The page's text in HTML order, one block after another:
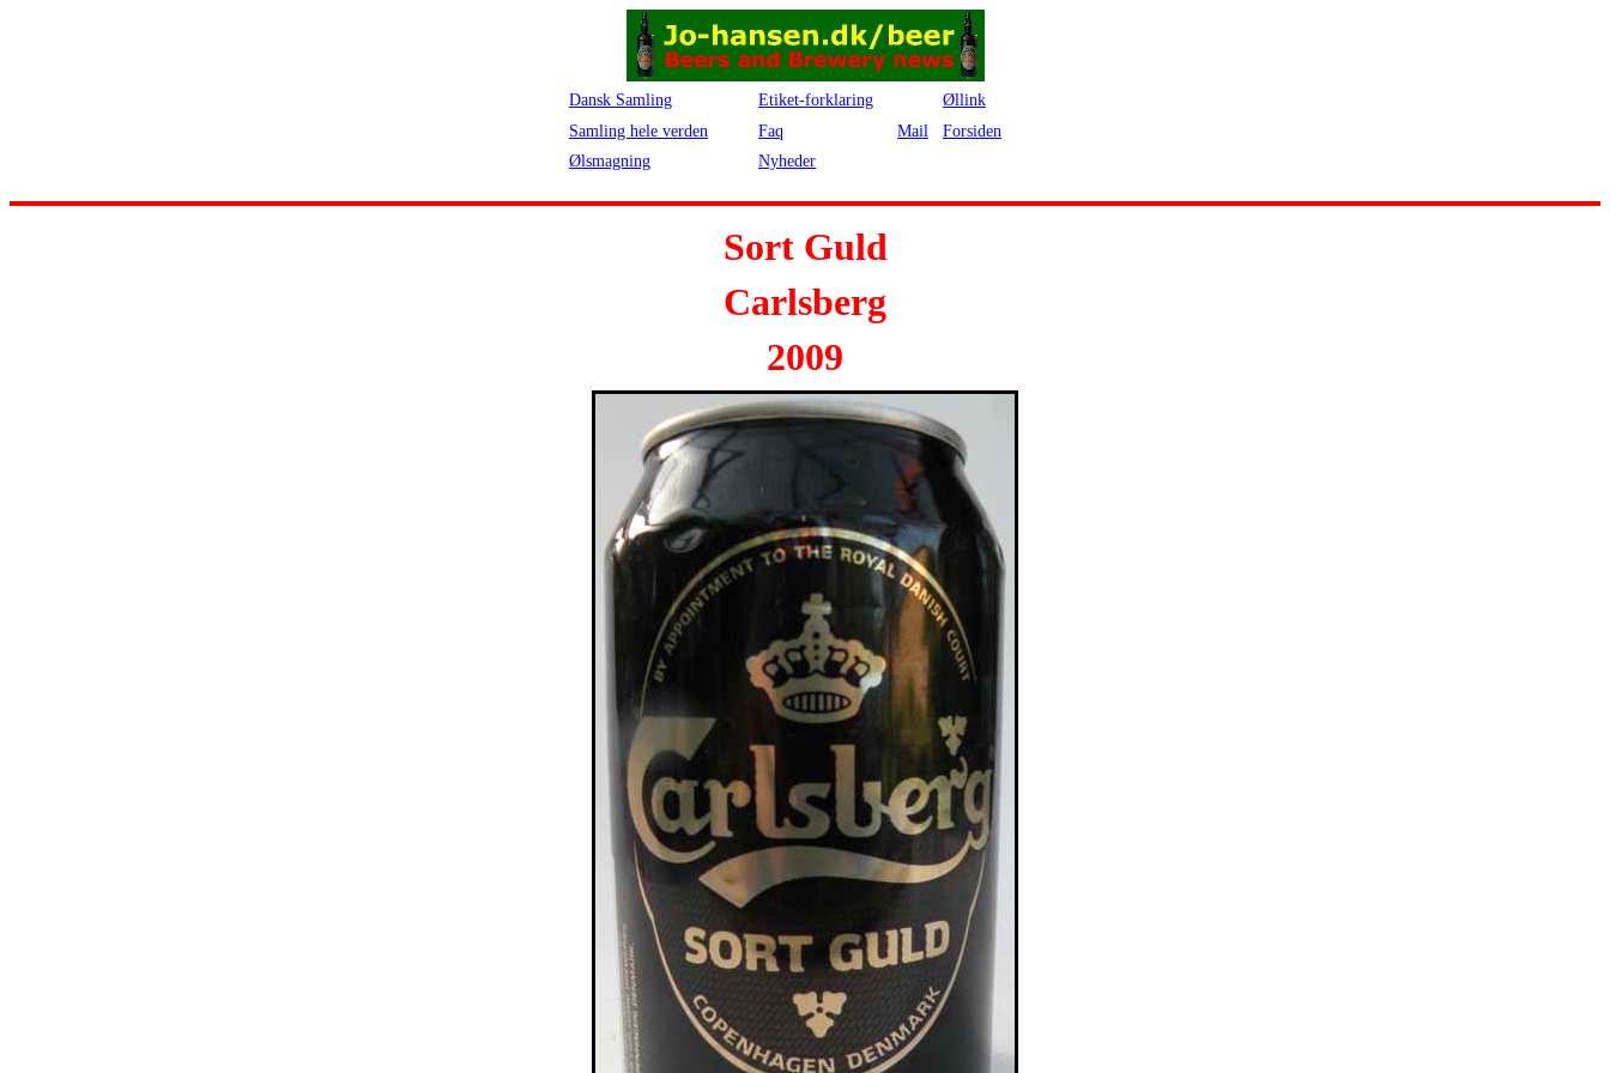
Dansk Samling Etiket-forklaring
Øllink
Samling hele verden
Faq Mail
Forsiden
Ølsmagning
Nyheder
Sort Guld
Carlsberg
2009